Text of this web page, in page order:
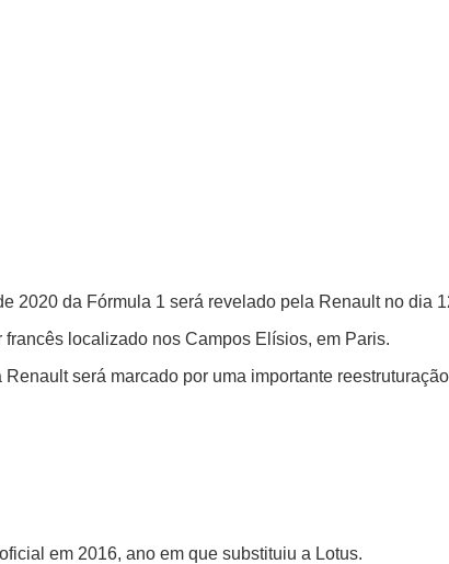
2020 da Fórmula 1 será revelado pela Renault no dia
localizado nos Campos Elísios, em Paris.
será marcado por uma importante
em 2016, ano em que substituiu a Lotus.